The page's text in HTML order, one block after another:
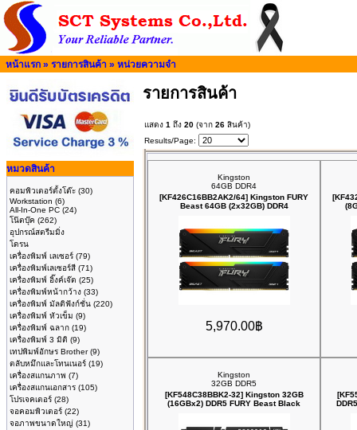
หน้าแรก » รายการสินค้า » หน่วยความจำ
หมวดสินค้า
คอมพิวเตอร์ตั้งโต๊ะ (30)
Workstation (6)
All-In-One PC (24)
โน๊ตบุ๊ค (262)
อุปกรณ์สตรีมมิ่ง
โดรน
เครื่องพิมพ์ เลเซอร์ (79)
เครื่องพิมพ์เลเซอร์สี (71)
เครื่องพิมพ์ อิ๊งค์เจ๊ต (25)
เครื่องพิมพ์หน้ากว้าง (33)
เครื่องพิมพ์ มัลติฟังก์ชั่น (220)
เครื่องพิมพ์ หัวเข็ม (9)
เครื่องพิมพ์ ฉลาก (19)
เครื่องพิมพ์ 3 มิติ (9)
เทปพิมพ์อักษร Brother(9)
ตลับหมึกและโทนเนอร์ (19)
เครื่องสแกนภาพ (7)
เครื่องสแกนเอกสาร (105)
โปรเจคเตอร์ (28)
จอคอมพิวเตอร์ (22)
จอภาพขนาดใหญ่ (31)
รายการสินค้า
แสดง 1 ถึง 20 (จาก 26 สินค้า)
Results/Page:
Kingston
64GB DDR4
[KF426C16BB2AK2/64] Kingston FURY
Beast 64GB (2x32GB) DDR4
5,970.00฿
Kingston
32GB DDR5
[KF548C38BBK2-32] Kingston 32GB
(16GBx2) DDR5 FURY Beast Black